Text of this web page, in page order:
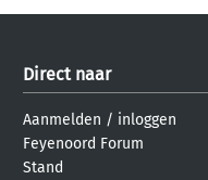
Direct naar
Aanmelden / inloggen
Feyenoord Forum
Stand